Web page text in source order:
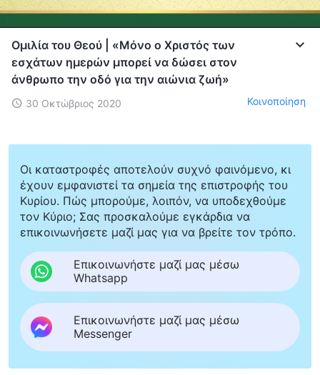
Ομιλία του Θεού | «Μόνο ο Χριστός των
εσχάτων ημερών μπορεί να δώσει στον
άνθρωπο την οδό για την αιώνια ζωή»
30 Οκτώβριος 2020 Κοινοποίηση
Οι καταστροφές αποτελούν συχνό φαινόμενο, κι
έχουν εμφανιστεί τα σημεία της επιστροφής του
Κυρίου. Πώς μπορούμε, λοιπόν, να υποδεχθούμε
τον Κύριο; Σας προσκαλούμε εγκάρδια να
επικοινωνήσετε μαζί μας για να βρείτε τον τρόπο.
Επικοινωνήστε μαζί μας μέσω
Whatsapp
Επικοινωνήστε μαζί μας μέσω
Messenger